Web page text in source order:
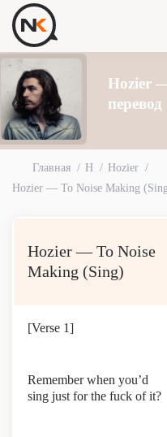
Hozier
перевод
Главная H
Hozier
Hozier — To Noise Making
Hozier — To Noise
Making (Sing)
[Verse 1]
Remember when you’d
sing just for the fuck of it?